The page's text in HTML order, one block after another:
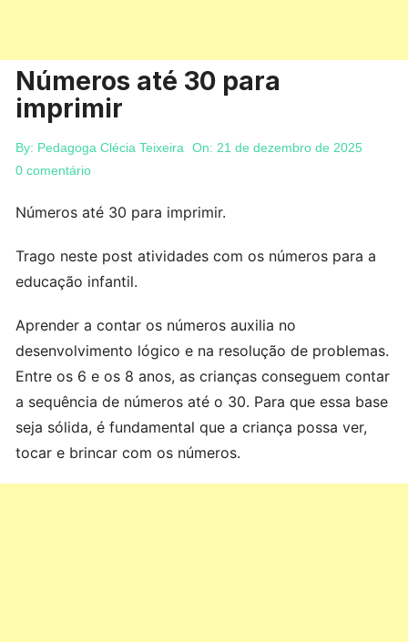
Números até 30 para
imprimir
By: Pedagoga Clécia Teixeira On: 21 de dezembro de 2025
0 comentário
Números até 30 para imprimir.
Trago neste post atividades com os números para a
educação infantil.
Aprender a contar os números auxilia no
desenvolvimento lógico e na resolução de problemas.
Entre os 6 e os 8 anos, as crianças conseguem contar
a sequência de números até o 30. Para que essa base
seja sólida, é fundamental que a criança possa ver,
tocar e brincar com os números.